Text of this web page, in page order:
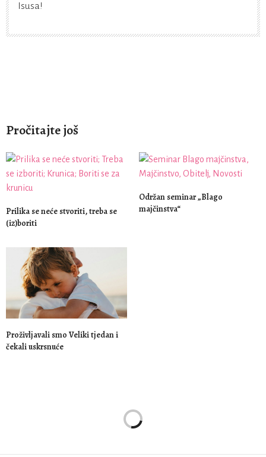
Isusa!
Pročitajte još
Prilika se neće stvoriti, treba se
(iz)boriti
Održan seminar „Blago
majčinstva“
Proživljavali smo Veliki tjedan i
čekali uskrsnuće